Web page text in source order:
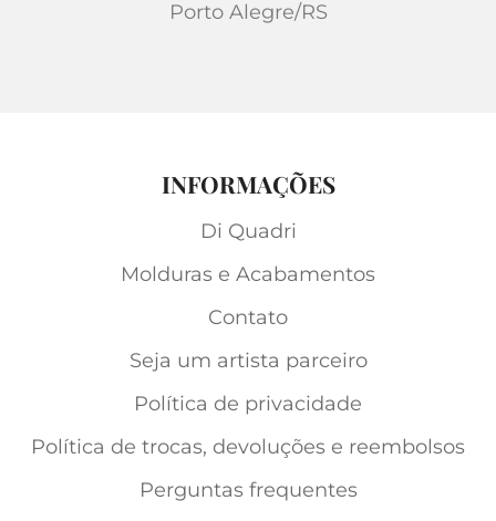
Porto Alegre/RS
INFORMAÇÕES
Di Quadri
Molduras e Acabamentos
Contato
Seja um artista parceiro
Política de privacidade
Política de trocas, devoluções e reembolsos
Perguntas frequentes